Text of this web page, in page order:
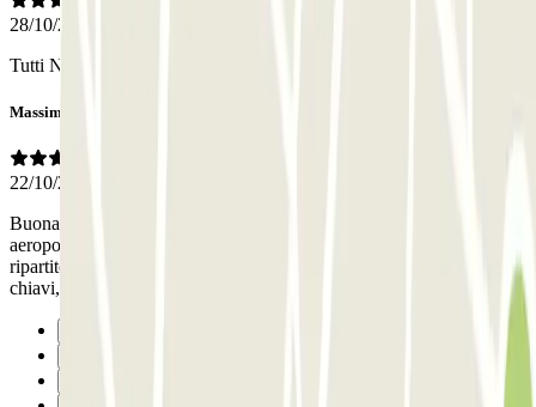
28/10/2025
Tutti Nella normalità
Massimo
22/10/2025
Buona accoglienza alla consegna dell'auto e trasporto veloce all'
aeroporto. Attesa di pochi minuti al ritorno ma oltre all' autista,
ripartito subito dopo averci riportato al parcheggio e consegnate le
chiavi, non ho visto altro personale di sorveglianza